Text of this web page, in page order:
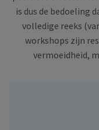
is dus de bedoeling
volledige reeks
workshops zijn
vermoeidheid,